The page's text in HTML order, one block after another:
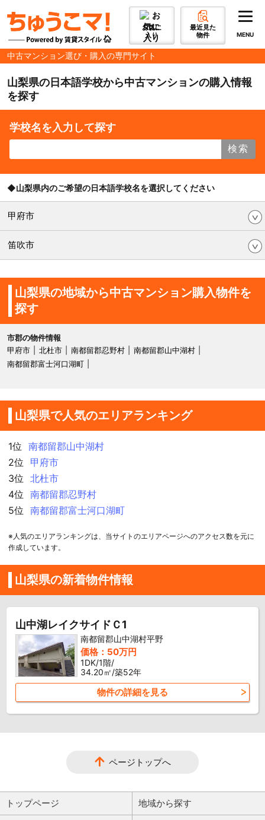
お気に
入り
最近見た
物件
MENU
中古マンション選び・購入の専門サイト
山梨県の日本語学校から中古マンションの購入情報
を探す
学校名を入力して探す
検索
◆山梨県内のご希望の日本語学校名を選択してください
甲府市
笛吹市
山梨県の地域から中古マンション購入物件を
探す
市郡の物件情報
甲府市
北杜市 南都留郡忍野村
南都留郡山中湖村
南都留郡富士河口湖町
山梨県で人気のエリアランキング
1位
南都留郡山中湖村
2位
甲府市
3位
北杜市
4位
南都留郡忍野村
5位
南都留郡富士河口湖町
※人気のエリアランキングは、当サイトのエリアページへのアクセス数を元に
作成しています。
山梨県の新着物件情報
山中湖レイクサイドＣ1
南都留郡山中湖村平野
価格：50万円
1DK/1階/
34.20㎡/築52年
物件の詳細を見る
ページトップへ
トップページ 地域から探す